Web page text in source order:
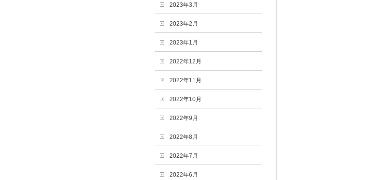
2023年3月
2023年2月
2023年1月
2022年12月
2022年11月
2022年10月
2022年9月
2022年8月
2022年7月
2022年6月